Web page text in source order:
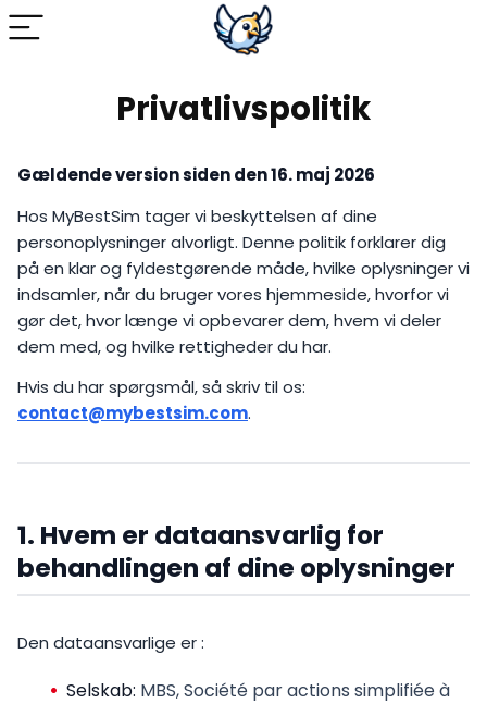
Privatlivspolitik
Gældende version siden den 16. maj 2026
Hos MyBestSim tager vi beskyttelsen af dine
personoplysninger alvorligt. Denne politik forklarer dig
på en klar og fyldestgørende måde, hvilke oplysninger vi
indsamler, når du bruger vores hjemmeside, hvorfor vi
gør det, hvor længe vi opbevarer dem, hvem vi deler
dem med, og hvilke rettigheder du har.
Hvis du har spørgsmål, så skriv til os:
contact@mybestsim.com.
1. Hvem er dataansvarlig for
behandlingen af dine oplysninger
Den dataansvarlige er :
Selskab: MBS, Société par actions simplifiée à